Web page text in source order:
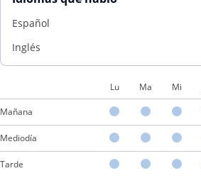
Español
Inglés
Lu Ma Mi
Mañana
Mediodía
Tarde